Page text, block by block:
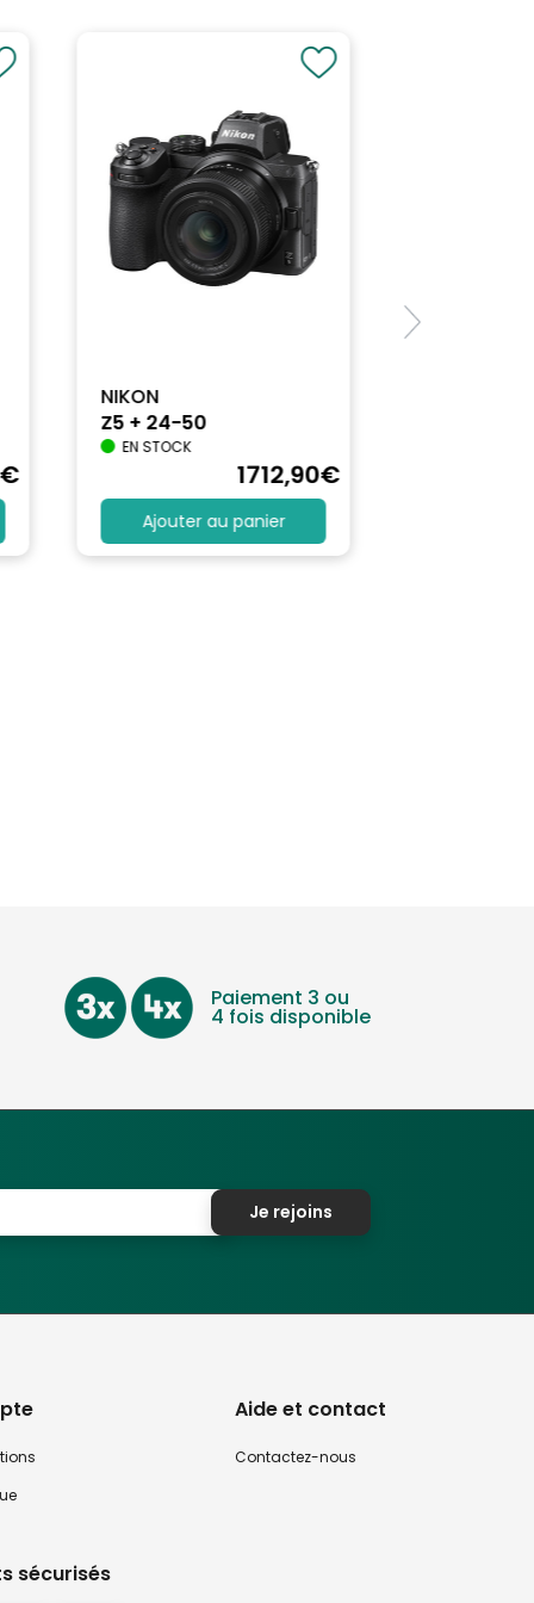
€
NIKON
Z5 + 24-50
EN STOCK
1712,90€
Ajouter au panier
Paiement 3 ou
4 fois disponible
Je rejoins
sécurisés
Aide et contact
Contactez-nous